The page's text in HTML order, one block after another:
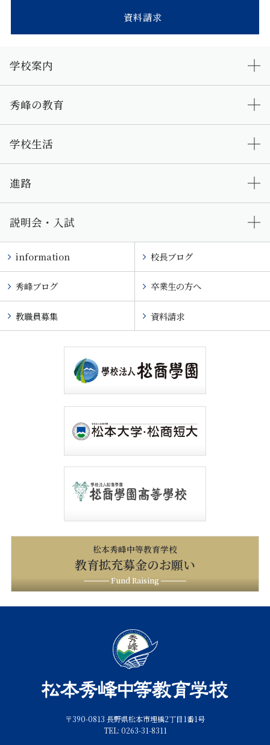
資料請求
学校案内
秀峰の教育
学校生活
進路
説明会・入試
information 校長ブログ
秀峰ブログ 卒業生の方へ
教職員募集 資料請求
松本秀峰中等教育学校
教育拡充募金のお願い
Fund Raising
〒390-0813 長野県松本市埋橋2丁目1番1号
TEL: 0263-31-8311